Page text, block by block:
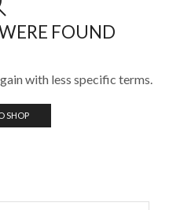
FOUND
with less specific terms.
SHOP